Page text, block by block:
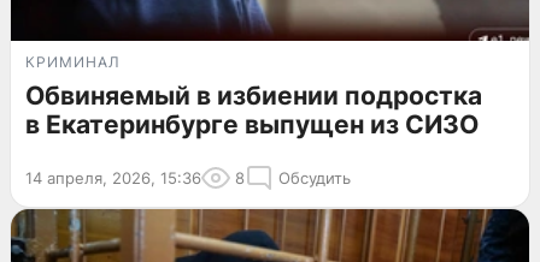
КРИМИНАЛ
Обвиняемый в избиении подростка
в Екатеринбурге выпущен из СИЗО
14 апреля, 2026, 15:36 8 Обсудить